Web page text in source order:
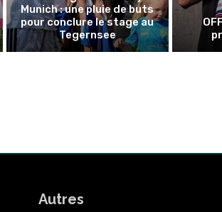
Munich : une pluie de buts
pour conclure le stage au
Tegernsee
Autres